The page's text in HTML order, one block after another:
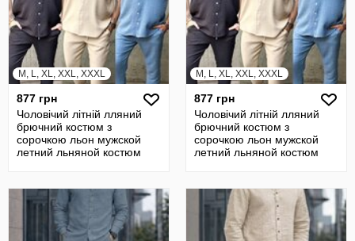
M, L, XL, XXL, XXXL
877 грн
Чоловічий літній лляний
брючний костюм з
сорочкою льон мужской
летний льняной костюм
M, L, XL, XXL, XXXL
877 грн
Чоловічий літній лляний
брючний костюм з
сорочкою льон мужской
летний льняной костюм